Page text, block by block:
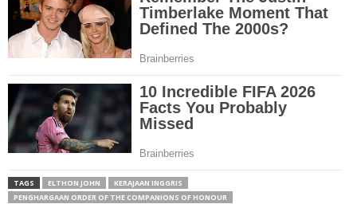
TAGS ELTHON JOHN
KERAJAAN INGGRIS
PENGHARGAAN ORDER OF THE COMPANIONS OF HONOUR